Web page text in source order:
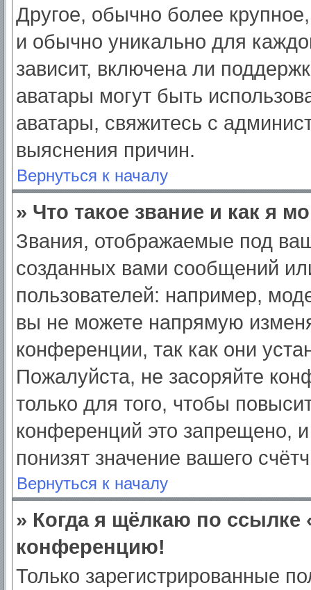
Другое, обычно более
и обычно уникально для
зависит, включена ли
аватары могут быть
аватары, свяжитесь с
выяснения причин.
Вернуться к началу
» Что такое звание и как я
Звания, отображаемые под
созданных вами сообщений
пользователей: например,
вы не можете напрямую
конференции, так как они
Пожалуйста, не засоряйте
только для того, чтобы
конференций это запрещено,
понизят значение вашего
Вернуться к началу
» Когда я щёлкаю по ссылке
конференцию!
Только зарегистрированные